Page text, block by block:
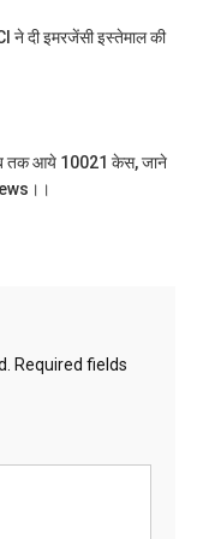
ने दी इमरजेंसी इस्तेमाल की
तक आये 10021 केस, जाने
Required fields